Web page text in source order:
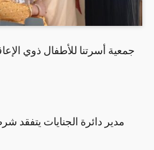
جمعية أسرتنا للأطفال ذوي
مدير دائرة الجنايات يتفقد